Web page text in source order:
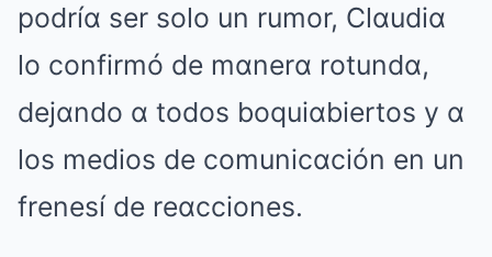
podríα ser solo un rumor, Clαudiα
lo confirmó de mαnerα rotundα,
dejαndo α todos boquiαbiertos y α
los medios de comunicαción en un
frenesí de reαcciones.